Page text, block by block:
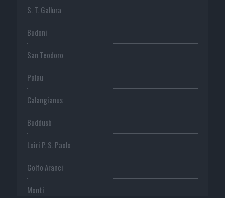
S. T. Gallura
Budoni
San Teodoro
Palau
Calangianus
Buddusò
Loiri P. S. Paolo
Golfo Aranci
Monti